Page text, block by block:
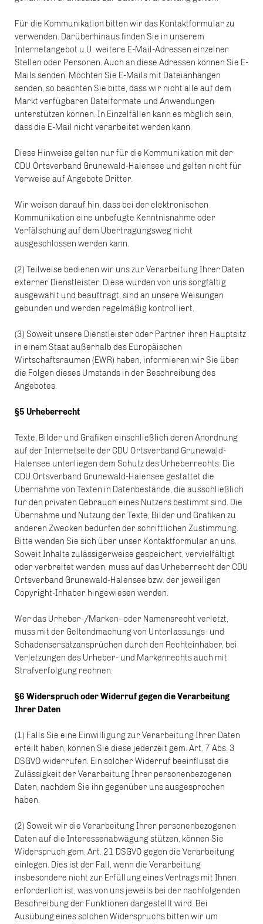
Für die Kommunikation bitten wir das Kontaktformular zu
verwenden. Darüberhinaus finden Sie in unserem
Internetangebot u.U. weitere E-Mail-Adressen einzelner
Stellen oder Personen. Auch an diese Adressen können Sie E-
Mails senden. Möchten Sie E-Mails mit Dateianhängen
senden, so beachten Sie bitte, dass wir nicht alle auf dem
Markt verfügbaren Dateiformate und Anwendungen
unterstützen können. In Einzelfällen kann es möglich sein,
dass die E-Mail nicht verarbeitet werden kann.
Diese Hinweise gelten nur für die Kommunikation mit der
CDU Ortsverband Grunewald-Halensee und gelten nicht für
Verweise auf Angebote Dritter.
Wir weisen darauf hin, dass bei der elektronischen
Kommunikation eine unbefugte Kenntnisnahme oder
Verfälschung auf dem Übertragungsweg nicht
ausgeschlossen werden kann.
(2) Teilweise bedienen wir uns zur Verarbeitung Ihrer Daten
externer Dienstleister. Diese wurden von uns sorgfältig
ausgewählt und beauftragt, sind an unsere Weisungen
gebunden und werden regelmäßig kontrolliert.
(3) Soweit unsere Dienstleister oder Partner ihren Hauptsitz
in einem Staat außerhalb des Europäischen
Wirtschaftsraumen (EWR) haben, informieren wir Sie über
die Folgen dieses Umstands in der Beschreibung des
Angebotes.
§5 Urheberrecht
Texte, Bilder und Grafiken einschließlich deren Anordnung
auf der Internetseite der CDU Ortsverband Grunewald-
Halensee unterliegen dem Schutz des Urheberrechts. Die
CDU Ortsverband Grunewald-Halensee gestattet die
Übernahme von Texten in Datenbestände, die ausschließlich
für den privaten Gebrauch eines Nutzers bestimmt sind. Die
Übernahme und Nutzung der Texte, Bilder und Grafiken zu
anderen Zwecken bedürfen der schriftlichen Zustimmung.
Bitte wenden Sie sich über unser Kontaktformular an uns.
Soweit Inhalte zulässigerweise gespeichert, vervielfältigt
oder verbreitet werden, muss auf das Urheberrecht der CDU
Ortsverband Grunewald-Halensee bzw. der jeweiligen
Copyright-Inhaber hingewiesen werden.
Wer das Urheber-/Marken- oder Namensrecht verletzt,
muss mit der Geltendmachung von Unterlassungs- und
Schadensersatzansprüchen durch den Rechteinhaber, bei
Verletzungen des Urheber- und Markenrechts auch mit
Strafverfolgung rechnen.
§6 Widerspruch oder Widerruf gegen die Verarbeitung
Ihrer Daten
(1) Falls Sie eine Einwilligung zur Verarbeitung Ihrer Daten
erteilt haben, können Sie diese jederzeit gem. Art. 7 Abs. 3
DSGVO widerrufen. Ein solcher Widerruf beeinflusst die
Zulässigkeit der Verarbeitung Ihrer personenbezogenen
Daten, nachdem Sie ihn gegenüber uns ausgesprochen
haben.
(2) Soweit wir die Verarbeitung Ihrer personenbezogenen
Daten auf die Interessenabwägung stützen, können Sie
Widerspruch gem. Art. 21 DSGVO gegen die Verarbeitung
einlegen. Dies ist der Fall, wenn die Verarbeitung
insbesondere nicht zur Erfüllung eines Vertrags mit Ihnen
erforderlich ist, was von uns jeweils bei der nachfolgenden
Beschreibung der Funktionen dargestellt wird. Bei
Ausübung eines solchen Widerspruchs bitten wir um